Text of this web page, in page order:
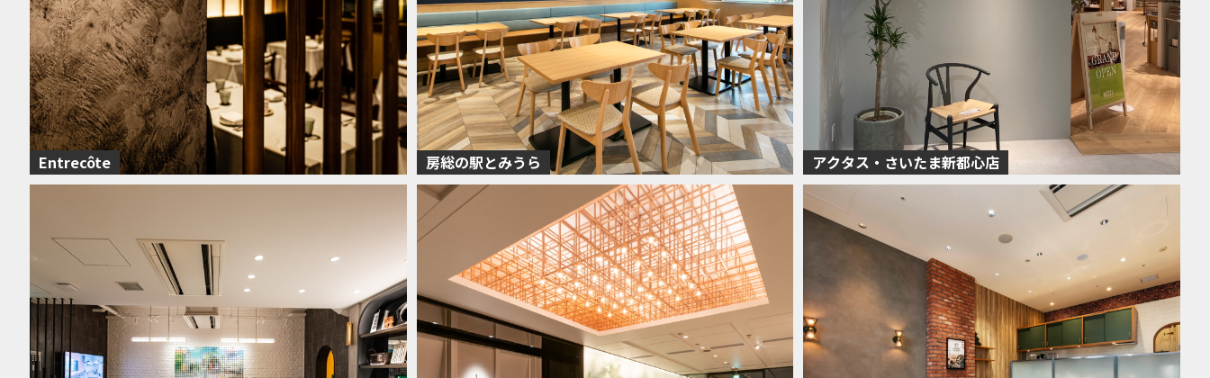
Entrecôte 房総の駅とみうら アクタス・さいたま新都心店